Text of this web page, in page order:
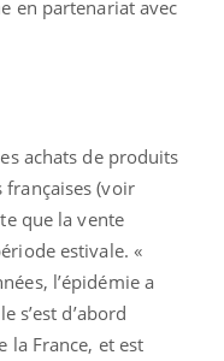
en partenariat avec
achats de produits
(voir
que la vente
estivale. «
l’épidémie a
s’est d’abord
la France, et est